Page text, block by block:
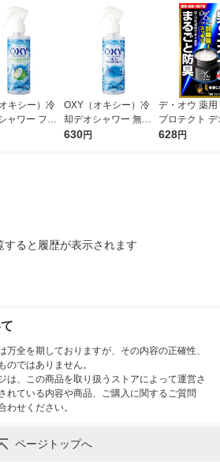
キシー）冷
ャワー フレ
ップルの香り
OXY（オキシー）冷
却デオシャワー 無香
料 200ml 1個 ロート
630円
デ・オウ 薬用
プロテクト
ム 全身用 男
628円
すると履歴が表示されます
万全を期しておりますが、その内容の正確性、
のではありません。
は、この商品を取り扱うストアによって運営さ
れている内容や商品、ご購入に関するご質問
わせください。
ページトップへ